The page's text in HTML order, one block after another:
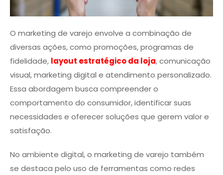
O marketing de varejo envolve a combinação de
diversas ações, como promoções, programas de
fidelidade, layout estratégico da loja, comunicação
visual, marketing digital e atendimento personalizado.
Essa abordagem busca compreender o
comportamento do consumidor, identificar suas
necessidades e oferecer soluções que gerem valor e
satisfação.
No ambiente digital, o marketing de varejo também
se destaca pelo uso de ferramentas como redes